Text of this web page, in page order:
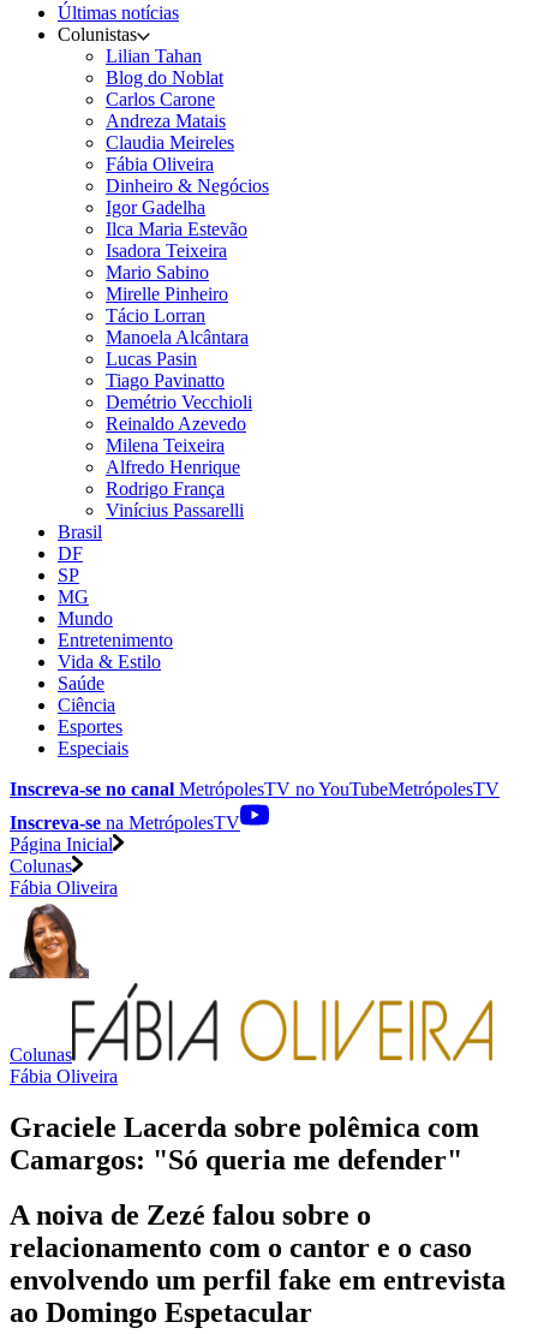
Últimas notícias
Colunistas
Lilian Tahan
Blog do Noblat
Carlos Carone
Andreza Matais
Claudia Meireles
Fábia Oliveira
Dinheiro & Negócios
Igor Gadelha
Ilca Maria Estevão
Isadora Teixeira
Mario Sabino
Mirelle Pinheiro
Tácio Lorran
Manoela Alcântara
Lucas Pasin
Tiago Pavinatto
Demétrio Vecchioli
Reinaldo Azevedo
Milena Teixeira
Alfredo Henrique
Rodrigo França
Vinícius Passarelli
Brasil
DF
SP
MG
Mundo
Entretenimento
Vida & Estilo
Saúde
Ciência
Esportes
Especiais
Inscreva-se no canal MetrópolesTV noYouTubeMetrópolesTV
Inscreva-se na MetrópolesTV
Página Inicial
Colunas
Fábia Oliveira
Colunas
Fábia Oliveira
Graciele Lacerda sobre polêmica com
Camargos: "Só queria me defender"
A noiva de Zezé falou sobre o
relacionamento com o cantor e o caso
envolvendo um perfil fake em entrevista
ao Domingo Espetacular